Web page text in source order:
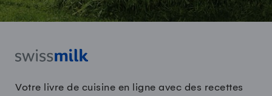
Votre livre de cuisine en ligne avec des recettes